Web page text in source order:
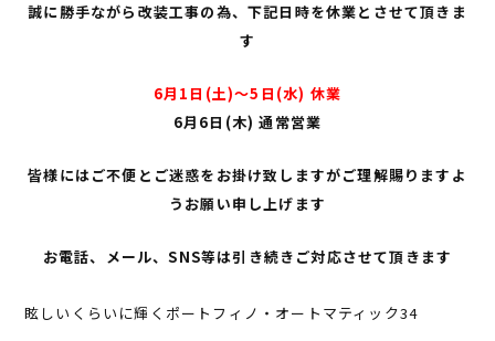
誠に勝手ながら改装工事の為、下記日時を休業とさせて頂きま
す
6月1日(土)〜5日(水) 休業
6月6日(木) 通常営業
皆様にはご不便とご迷惑をお掛け致しますがご理解賜りますよ
うお願い申し上げます
お電話、メール、SNS等は引き続きご対応させて頂きます
眩しいくらいに輝くポートフィノ・オートマティック34